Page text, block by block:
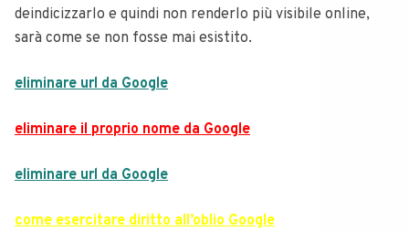
deindicizzarlo e quindi non renderlo più visibile online,
sarà come se non fosse mai esistito.
eliminare url da Google
eliminare il proprio nome da Google
eliminare url da Google
come esercitare diritto all’oblio Google